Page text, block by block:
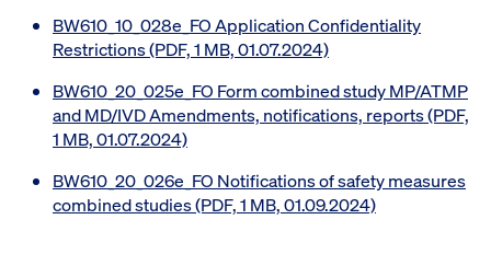
BW610_10_028e_FO Application Confidentiality
Restrictions (PDF, 1 MB, 01.07.2024)
BW610_20_025e_FO Form combined study MP/ATMP
and MD/IVD Amendments, notifications, reports (PDF,
1 MB, 01.07.2024)
BW610_20_026e_FO Notifications of safety measures
combined studies (PDF, 1 MB, 01.09.2024)